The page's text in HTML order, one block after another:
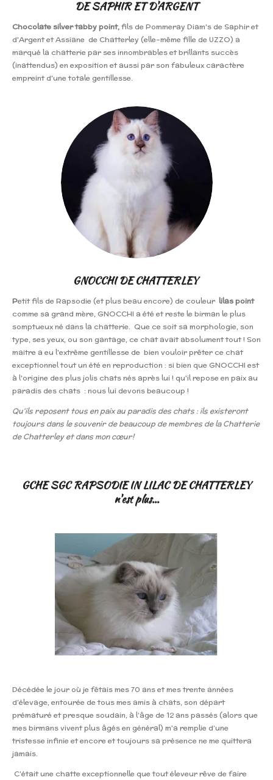
DE SAPHIR ET D'ARGENT
Chocolate silver tabby point,fils de Pommeray Diam's de Saphir et
d'Argent et Assiane de Chatterley (elle-même fille de UZZO) a
marqué la chatterie par ses innombrables et brillants succès
(inattendus) en exposition et aussi par son fabuleux caractère
empreint d'une totale gentillesse.
GNOCCHI DE CHATTERLEY
Petit fils de Rapsodie (et plus beau encore) de couleur lilas point
comme sa grand mère, GNOCCHI a été et reste le birman le plus
somptueux né dans la chatterie. Que ce soit sa morphologie, son
type, ses yeux, ou son gantage, ce chat avait absolument tout ! Son
maitre a eu l'extrême gentillesse de bien vouloir prêter ce chat
exceptionnel tout un été en reproduction : si bien que GNOCCHI est
à l'origine des plus jolis chats nés après lui ! qu'il repose en paix au
paradis des chats : nous lui devons beaucoup !
Qu'ils reposent tous en paix au paradis des chats : ils existeront
toujours dans le souvenir de beaucoup de membres de la Chatterie
de Chatterley et dans mon cœur!
GCHE SGC RAPSODIE IN LILAC DE CHATTERLEY
n'est plus...
Décédée le jour où je fêtais mes 70 ans et mes trente années
d’élevage, entourée de tous mes amis à chats, son départ
prématuré et presque soudain, à l’âge de 12 ans passés (alors que
mes birmans vivent plus âgés en général) m'a remplie d’une
tristesse infinie et encore et toujours sa présence ne me quittera
jamais.
C’était une chatte exceptionnelle que tout éleveur rêve de faire